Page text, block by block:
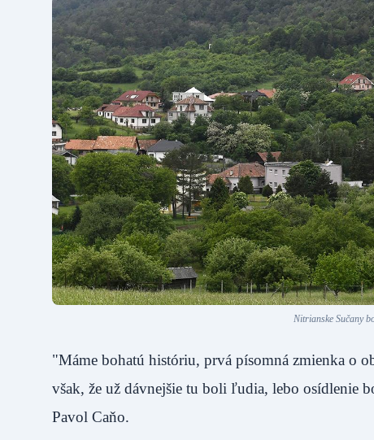
Nitrianske Sučany
"Máme bohatú históriu, prvá písomná zmienka o
však, že už dávnejšie tu boli ľudia, lebo osídlenie
Pavol Caňo.